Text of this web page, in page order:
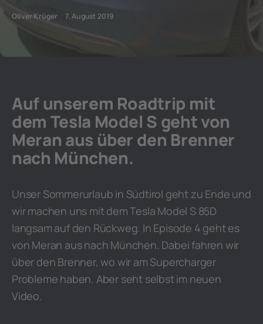
Oliver Krüger 7. August 2019
Auf unserem Roadtrip mit
dem Tesla Model S geht von
Meran aus über den Brenner
nach München.
Unser Sommerurlaub in Südtirol geht zu Ende und
wir machen uns mit dem Tesla Model S 85D
langsam auf den Rückweg. In Episode 4 geht es
von Meran aus nach München. Dabei fahren wir
über den Brenner, wo wir am Supercharger
Probleme haben. Aber seht selbst im neuen
Video.